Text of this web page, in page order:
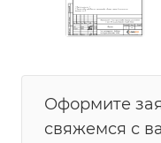
Оформите
свяжемся с